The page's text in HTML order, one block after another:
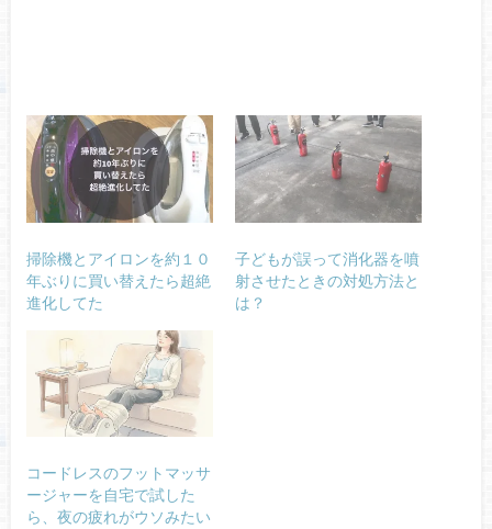
掃除機とアイロンを約１０
年ぶりに買い替えたら超絶
進化してた
子どもが誤って消化器を噴
射させたときの対処方法と
は？
コードレスのフットマッサ
ージャーを自宅で試した
ら、夜の疲れがウソみたい